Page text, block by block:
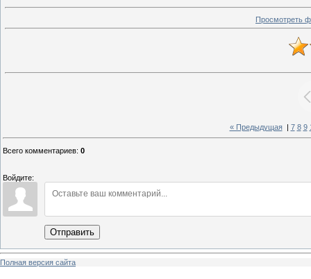
Просмотреть
« Предыдущая| 7 8 9
Всего комментариев: 0
Войдите:
Отправить
Полная версия сайта